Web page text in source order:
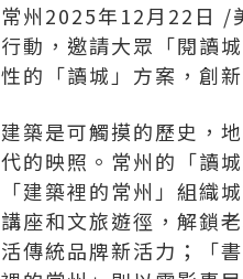
常州2025年12月22日 /
行動，邀請大眾「閱讀
性的「讀城」方案，創
建築是可觸摸的歷史，
代的映照。常州的「讀
「建築裡的常州」組織
講座和文旅遊徑，解鎖
活傳統品牌新活力；「